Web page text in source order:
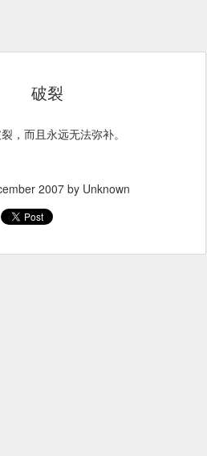
破裂
，而且永远无法弥补。
2007 by Unknown